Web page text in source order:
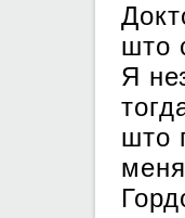
што
Я
што